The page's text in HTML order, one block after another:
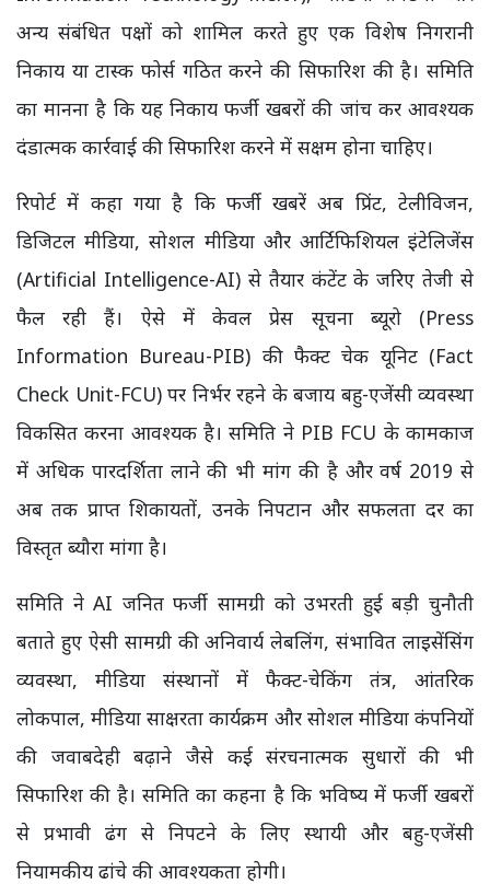
अन्य संबंधित पक्षों को शामिल करते हुए एक विशेष निगरानी
निकाय या टास्क फोर्स गठित करने की सिफारिश की है। समिति
का मानना है कि यह निकाय फर्जी खबरों की जांच कर आवश्यक
दंडात्मक कार्रवाई की सिफारिश करने में सक्षम होना चाहिए।
रिपोर्ट में कहा गया है कि फर्जी खबरें अब प्रिंट, टेलीविजन,
डिजिटल मीडिया, सोशल मीडिया और आर्टिफिशियल इंटेलिजेंस
(Artificial Intelligence-AI) से तैयार कंटेंट के जरिए तेजी से
फैल रही हैं। ऐसे में केवल प्रेस सूचना ब्यूरो (Press
Information Bureau-PIB) की फैक्ट चेक यूनिट (Fact
Check Unit-FCU) पर निर्भर रहने के बजाय बहु-एजेंसी व्यवस्था
विकसित करना आवश्यक है। समिति ने PIB FCU के कामकाज
में अधिक पारदर्शिता लाने की भी मांग की है और वर्ष 2019 से
अब तक प्राप्त शिकायतों, उनके निपटान और सफलता दर का
विस्तृत ब्यौरा मांगा है।
समिति ने AI जनित फर्जी सामग्री को उभरती हुई बड़ी चुनौती
बताते हुए ऐसी सामग्री की अनिवार्य लेबलिंग, संभावित लाइसेंसिंग
व्यवस्था, मीडिया संस्थानों में फैक्ट-चेकिंग तंत्र, आंतरिक
लोकपाल, मीडिया साक्षरता कार्यक्रम और सोशल मीडिया कंपनियों
की जवाबदेही बढ़ाने जैसे कई संरचनात्मक सुधारों की भी
सिफारिश की है। समिति का कहना है कि भविष्य में फर्जी खबरों
से प्रभावी ढंग से निपटने के लिए स्थायी और बहु-एजेंसी
नियामकीय ढांचे की आवश्यकता होगी।